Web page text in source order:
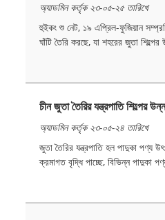
অ্যাডমিন কর্তৃক ২৩-০৫-২৫ তারিখে
হুইকং শু নেট, ১৯ এপ্রিল-ফুজিয়ান
ঘাঁটি তৈরি করছে, যা শহরের জুতা
চীন জুতা তৈরির যন্ত্রপাতি শিল্পের
অ্যাডমিন কর্তৃক ২৩-০৫-২৪ তারিখে
জুতা তৈরির যন্ত্রপাতি হল পাদুকা পণ্য
ক্রমাগত বৃদ্ধি পাচ্ছে, বিভিন্ন পাদুকা